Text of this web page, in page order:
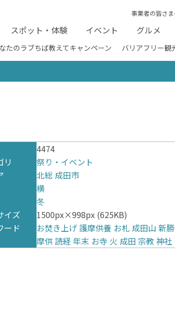
事業者の皆さ
スポット・体験 イベント グルメ
たのラブちば教えてキャンペーン バリアフリー観
4474
リ
祭り・イベント
北総 成田市
横
冬
イズ
1500px×998px (625KB)
ード
お焚き上げ護摩供養 お札 成田山 新
摩供読経 年末 お寺 火 成田 宗教 神社